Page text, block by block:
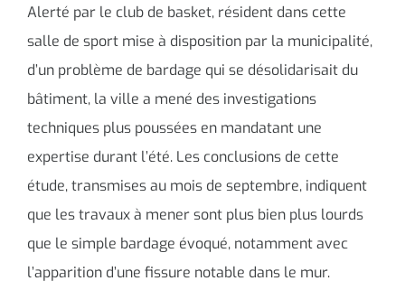
Social & solidarité
Contacter le maire
Alerté par le club de basket, résident dans cette
salle de sport mise à disposition par la municipalité,
d’un problème de bardage qui se désolidarisait du
bâtiment, la ville a mené des investigations
techniques plus poussées en mandatant une
expertise durant l’été. Les conclusions de cette
étude, transmises au mois de septembre, indiquent
que les travaux à mener sont plus bien plus lourds
que le simple bardage évoqué, notamment avec
l’apparition d’une fissure notable dans le mur.